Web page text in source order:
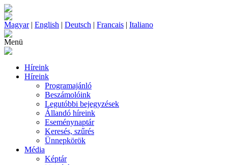
Magyar| English | Deutsch | Francais | Italiano
Menü
Híreink
Híreink
Programajánló
Beszámolóink
Legutóbbi bejegyzések
Állandó híreink
Eseménynaptár
Keresés, szűrés
Ünnepkörök
Média
Képtár